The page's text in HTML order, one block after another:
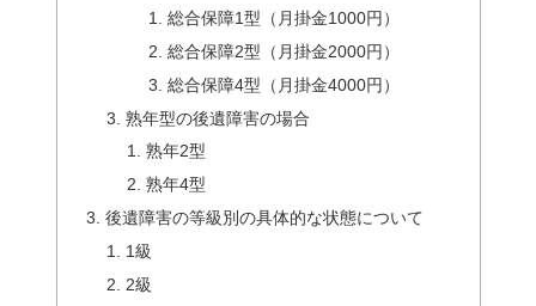
総合保障1型（月掛金1000円）
総合保障2型（月掛金2000円）
総合保障4型（月掛金4000円）
熟年型の後遺障害の場合
熟年2型
熟年4型
後遺障害の等級別の具体的な状態について
1級
2級